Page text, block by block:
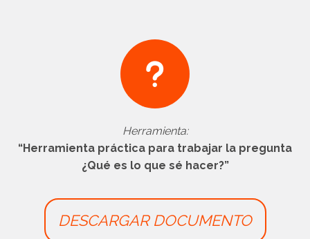
Herramienta:
“Herramienta práctica para trabajar la pregunta
¿Qué es lo que sé hacer?”
DESCARGAR DOCUMENTO